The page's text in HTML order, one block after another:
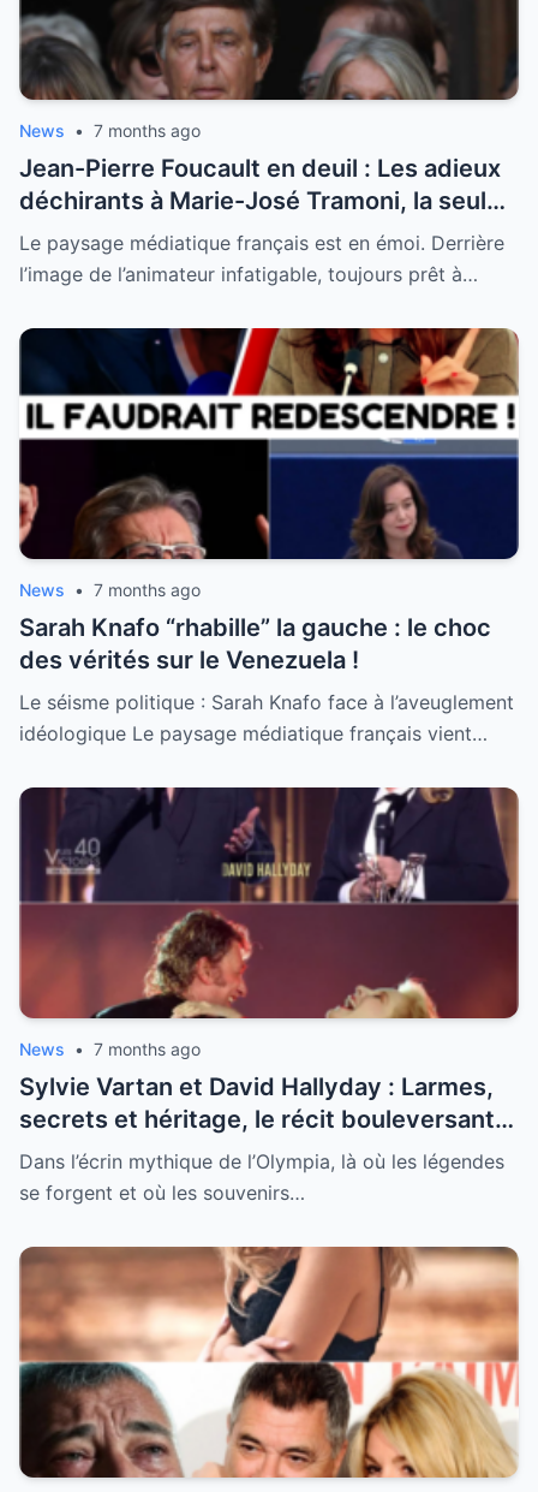
News • 7 months ago
Jean-Pierre Foucault en deuil : Les adieux
déchirants à Marie-José Tramoni, la seule
femme qu’il ait jamais épousée
Le paysage médiatique français est en émoi. Derrière
l’image de l’animateur infatigable, toujours prêt à…
News • 7 months ago
Sarah Knafo “rhabille” la gauche : le choc
des vérités sur le Venezuela !
Le séisme politique : Sarah Knafo face à l’aveuglement
idéologique Le paysage médiatique français vient…
News • 7 months ago
Sylvie Vartan et David Hallyday : Larmes,
secrets et héritage, le récit bouleversant
d’un hommage historique à Johnny à
l’Olympia
Dans l’écrin mythique de l’Olympia, là où les légendes
se forgent et où les souvenirs…